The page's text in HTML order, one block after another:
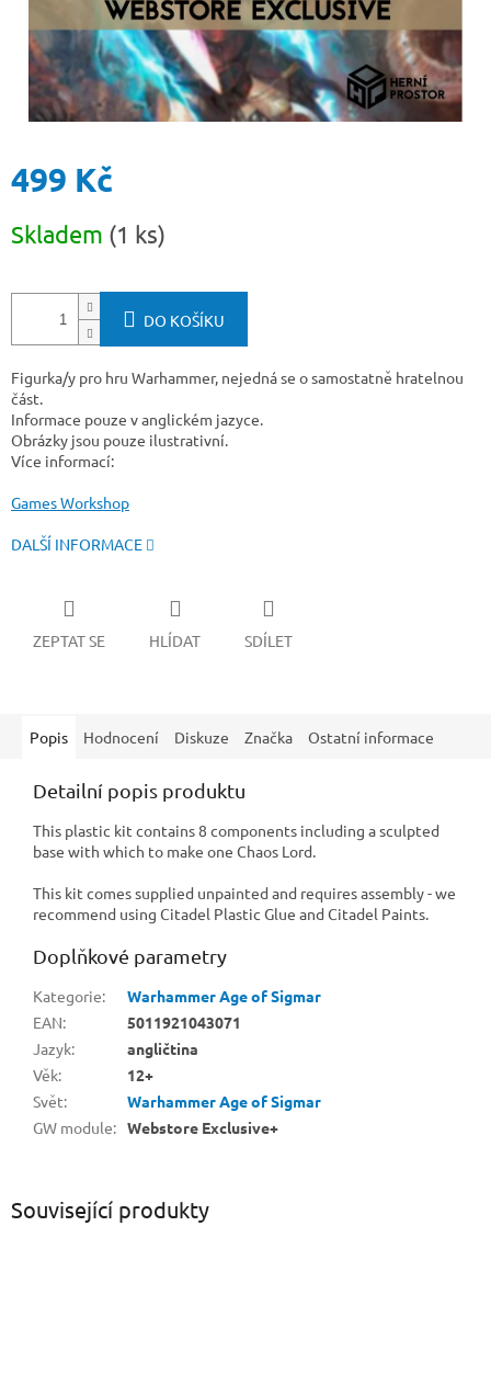
499 Kč
cena:
Skladem (1 ks)
DO KOŠÍKU
Figurka/y pro hru Warhammer, nejedná se o samostatně hratelnou
část.
Informace pouze v anglickém jazyce.
Obrázky jsou pouze ilustrativní.
Více informací:
Games Workshop
DALŠÍ INFORMACE
ZEPTAT SE HLÍDAT SDÍLET
Související produkty
Popis Hodnocení Diskuze Značka Ostatní informace
Detailní popis produktu
This plastic kit contains 8 components including a sculpted
base with which to make one Chaos Lord.
This kit comes supplied unpainted and requires assembly - we
recommend using Citadel Plastic Glue and Citadel Paints.
Doplňkové parametry
Kategorie:
Warhammer Age of Sigmar
EAN:
5011921043071
Jazyk:
angličtina
Věk:
12+
Svět:
Warhammer Age of Sigmar
GW module: Webstore Exclusive+